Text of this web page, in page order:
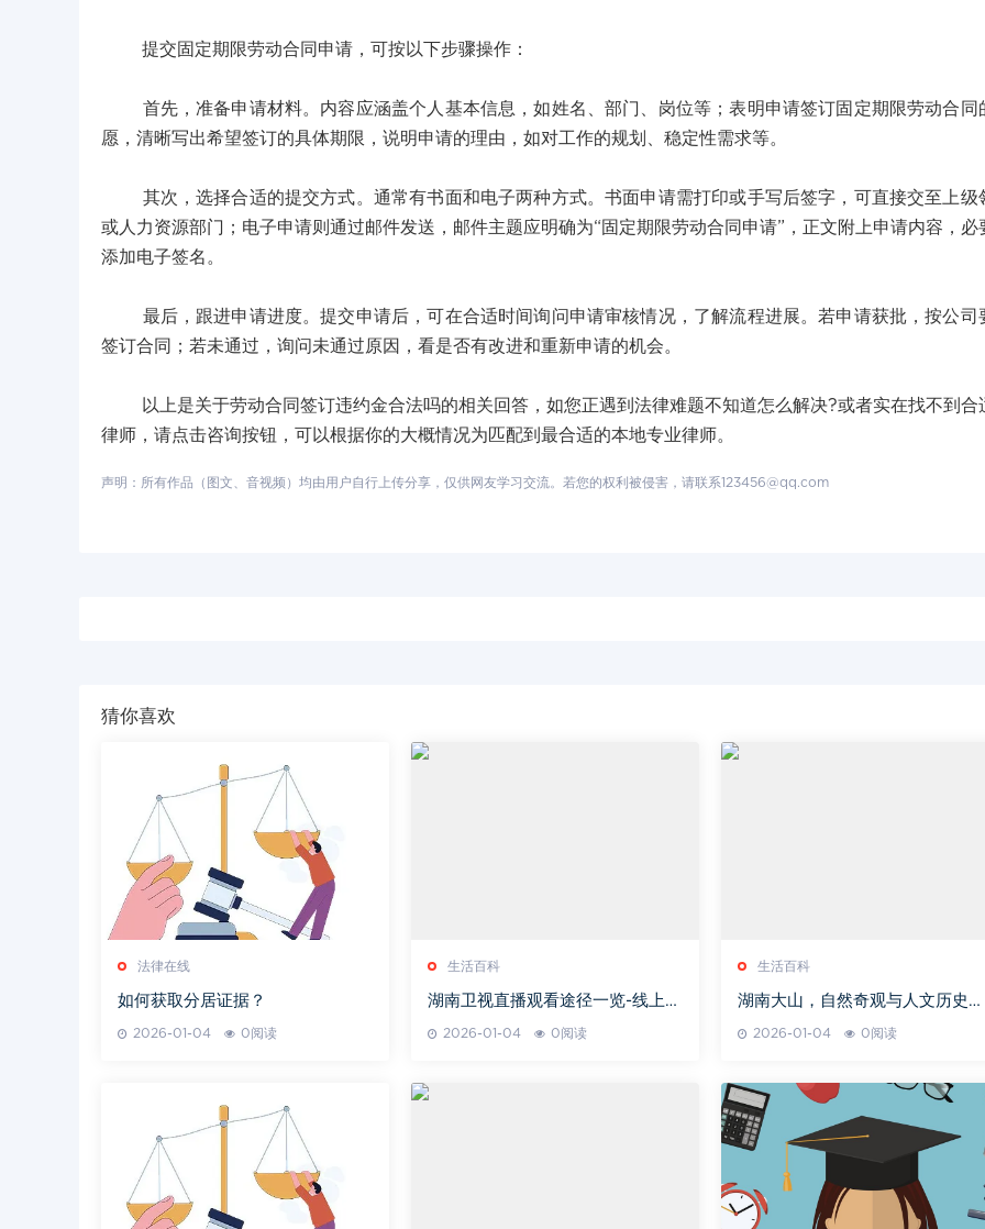
提交固定期限劳动合同申请，可按以下步骤操作：
首先，准备申请材料。内容应涵盖个人基本信息，如姓名、部门、岗位等；表明申请签订固定期限劳动合同
愿，清晰写出希望签订的具体期限，说明申请的理由，如对工作的规划、稳定性需求等。
其次，选择合适的提交方式。通常有书面和电子两种方式。书面申请需打印或手写后签字，可直接交至上级
或人力资源部门；电子申请则通过邮件发送，邮件主题应明确为“固定期限劳动合同申请”，正文附上申请内容，必
添加电子签名。
最后，跟进申请进度。提交申请后，可在合适时间询问申请审核情况，了解流程进展。若申请获批，按公司
签订合同；若未通过，询问未通过原因，看是否有改进和重新申请的机会。
以上是关于劳动合同签订违约金合法吗的相关回答，如您正遇到法律难题不知道怎么解决?或者实在找不到合
律师，请点击咨询按钮，可以根据你的大概情况为匹配到最合适的本地专业律师。
声明：所有作品（图文、音视频）均由用户自行上传分享，仅供网友学习交流。若您的权利被侵害，请联系123456@qq.com
猜你喜欢
法律在线
如何获取分居证据？
2026-01-04 0阅读
生活百科
湖南卫视直播观看途径一览-线上平
2026-01-04 0阅读
生活百科
湖南大山，自然奇观与人文历史的
完美融合-深度游历指南
2026-01-04 0阅读